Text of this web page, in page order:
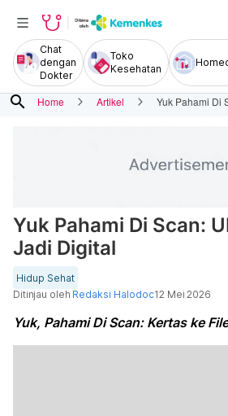
Chat
dengan
Dokter
Toko
Kesehatan
search Home Artikel Yuk Pahami Di
Yuk Pahami Di Scan:
Jadi Digital
Hidup Sehat
Ditinjau oleh Redaksi Halodoc12 Mei 2026
Yuk, Pahami Di Scan: Kertas ke